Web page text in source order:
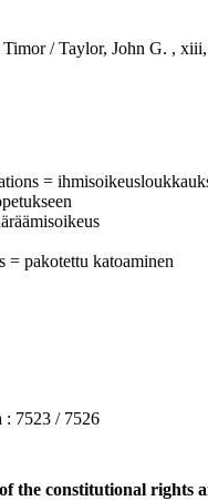
/ Taylor, John G. ,
=
= pakotettu katoaminen
7523 / 7526
the constitutional rights